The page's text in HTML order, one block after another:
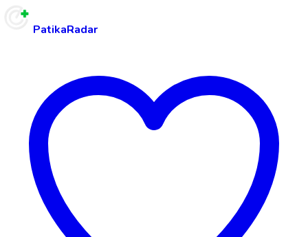
PatikaRadar